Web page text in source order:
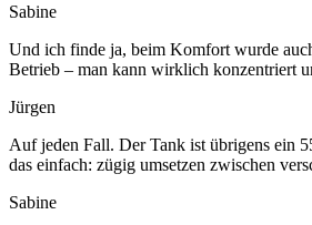
Sabine
Und ich finde ja, beim Komfort wurde
Betrieb – man kann wirklich konzentriert
Jürgen
Auf jeden Fall. Der Tank ist übrigens ein
das einfach: zügig umsetzen zwischen
Sabine